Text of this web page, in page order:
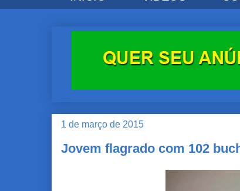
1 de março de 2015
Jovem flagrado com 102